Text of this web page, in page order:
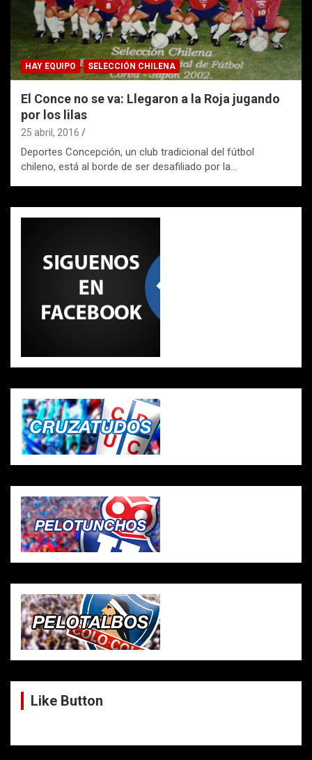
HAY EQUIPO SELECCIÓN CHILENA
El Conce no se va: Llegaron a la Roja jugando
por los lilas
25 abril, 2016
Deportes Concepción, un club tradicional del fútbol
chileno, está al borde de ser desafiliado por la…
Like Button